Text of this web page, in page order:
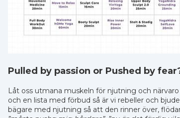
Pulled by passion or Pushed by
Låt oss utmana muskeln för njutning och
och en lista med förbud så är vi rebeller och
bägare med njutning så att den rinner över,